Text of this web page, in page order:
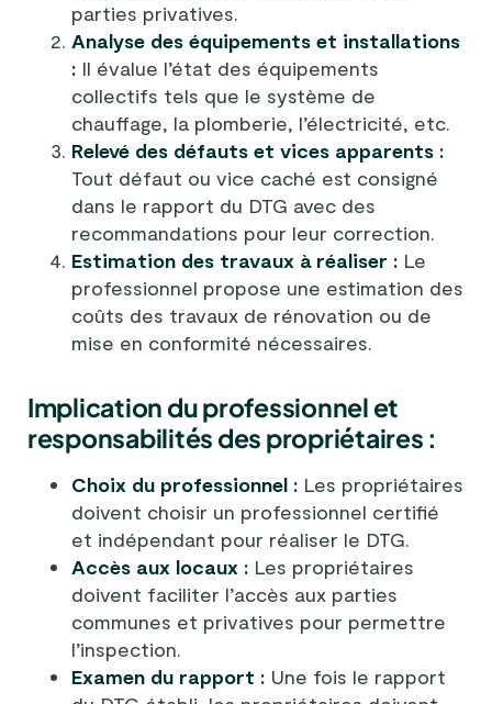
parties privatives.
Analyse des équipements et installations
: Il évalue l’état des équipements
collectifs tels que le système de
chauffage, la plomberie, l’électricité, etc.
Relevé des défauts et vices apparents :
Tout défaut ou vice caché est consigné
dans le rapport du DTG avec des
recommandations pour leur correction.
Estimation des travaux à réaliser : Le
professionnel propose une estimation des
coûts des travaux de rénovation ou de
mise en conformité nécessaires.
Implication du professionnel et
responsabilités des propriétaires :
Choix du professionnel : Les propriétaires
doivent choisir un professionnel certifié
et indépendant pour réaliser le DTG.
Accès aux locaux : Les propriétaires
doivent faciliter l’accès aux parties
communes et privatives pour permettre
l’inspection.
Examen du rapport : Une fois le rapport